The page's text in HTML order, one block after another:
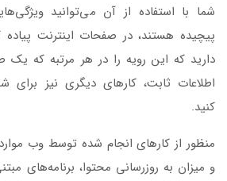
شما با استفاده از آن می‌توانید
پیچیده هستند، در صفحات اینترنت پیاده
دارید که این رویه را در هر مرتبه که
اطلاعات ثابت، کارهای دیگری نیز برای
کنید.
منظور از کارهای انجام شده توسط وب
و میزان به روزرسانی محتوا، برنامه‌های